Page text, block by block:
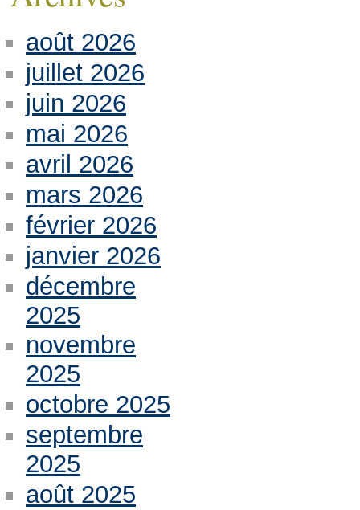
août 2026
juillet 2026
juin 2026
mai 2026
avril 2026
mars 2026
février 2026
janvier 2026
décembre
2025
novembre
2025
octobre 2025
septembre
2025
août 2025